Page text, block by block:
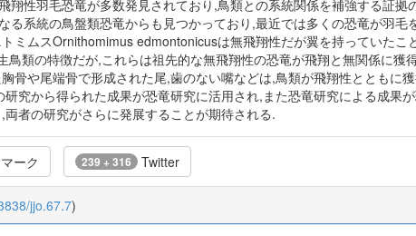
翔性羽毛恐竜が多数発見されており,鳥類との系統関係を補強する証拠
る系統の鳥盤類恐竜からも見つかっており,最近では多くの恐竜が羽毛
ミムスOrnithomimus edmontonicusは無飛翔性だが翼を持っていたこ
類の特徴だが,これらは祖先的な無飛翔性の恐竜が飛翔と無関係に獲
骨や尾端骨で形成された尾,歯のない嘴などは,鳥類が飛翔性とともに
究から得られた成果が恐竜研究に活用され,また恐竜研究による成果
者の研究がさらに発展することが期待される.
ーク 239 + 316 Twitter
jjo.67.7)